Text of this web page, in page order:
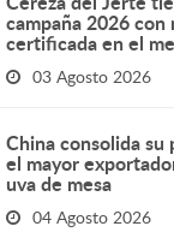
campaña 2026 con
certificada en el
03 Agosto 2026
China consolida su
el mayor
uva de mesa
04 Agosto 2026